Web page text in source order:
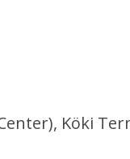
Köki